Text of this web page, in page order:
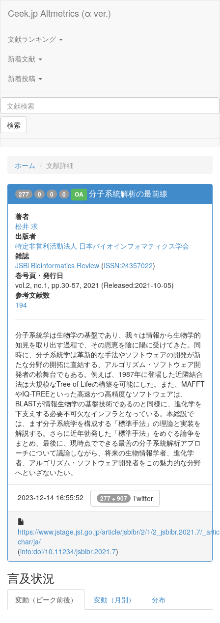
Ceek.jp Altmetrics (α ver.)
文献ランキング
新着文献
新着投稿
検索
ホーム 文献詳細
277 0 0 0 OA 分子系統解析の最前線
著者
松井 求
出版者
特定非営利活動法人 日本バイオインフォマティクス学会
雑誌
JSBi Bioinformatics Review (ISSN:24357022)
巻号頁・発行日
vol.2, no.1, pp.30-57, 2021 (Released:2021-10-05)
参考文献数
194
分子系統学は生物学の基盤であり、我々は情報から生物学的
知見を取り出す過程で、その恩恵を陰に陽に受けてきた。同
時に、分子系統学は革新的な手法やソフトウェアの開発が新
たな分野の開拓に直結する、アルゴリズム・ソフトウェア開
発者の桧舞台でもある。例えば、1987年に登場した近隣結合
法は大規模なTree of Lifeの構築を可能にした。また、MAFFT
やIQ-TREEといった高速かつ高精度なソフトウェアは、
BLASTが情報生物学の基盤技術であるのと同様に、進化学を
下支えする必要不可欠なインフラとなっている。本総説で
は、まず分子系統学を構成する「標準手法」の理論と実装を
解説する。さらに近年勃発した「標準手法」をめぐる論争を
まとめ、最後に、現時点でできる最善の分子系統解析アプロ
ーチについて議論しながら、将来の生物情報学者、進化学
者、アルゴリズム・ソフトウェア開発者をこの魅力的な分野
へといざないたい。
2023-12-14 16:55:52 277 + 907 Twitter
https://www.jstage.jst.go.jp/article/jsbibr/2/1/2_jsbibr.2021.7/
char/ja/
(info:doi/10.11234/jsbibr.2021.7)
言及状況
変動（ピーク前後） 変動（月別） 分布